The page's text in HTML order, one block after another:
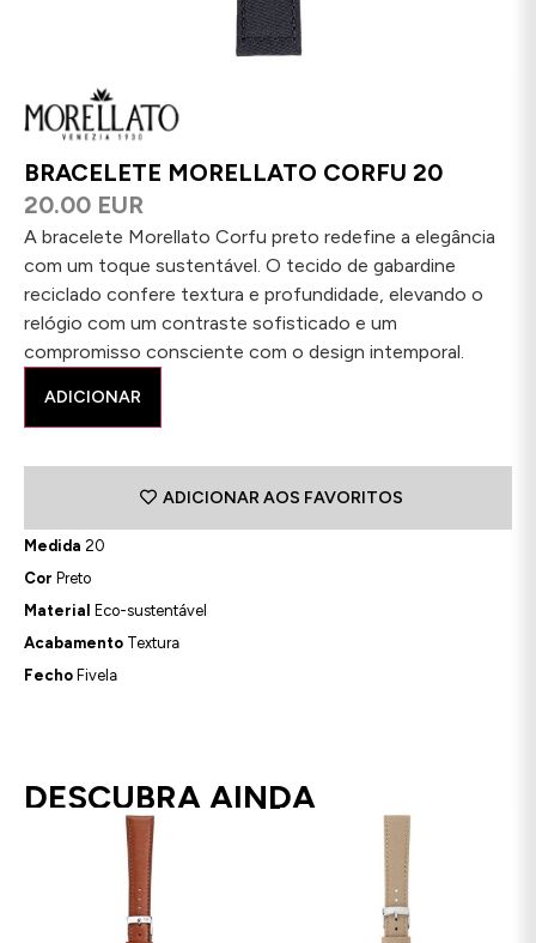
BRACELETE MORELLATO CORFU 20
20.00 EUR
A bracelete Morellato Corfu preto redefine a elegância
com um toque sustentável. O tecido de gabardine
reciclado confere textura e profundidade, elevando o
relógio com um contraste sofisticado e um
compromisso consciente com o design intemporal.
ADICIONAR
ADICIONAR AOS FAVORITOS
Medida 20
Cor Preto
Material Eco-sustentável
Acabamento Textura
Fecho Fivela
DESCUBRA AINDA